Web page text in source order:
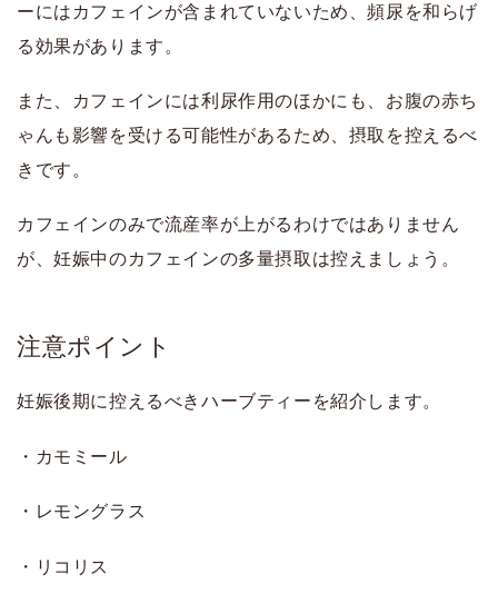
ーにはカフェインが含まれていないため、頻尿を和らげ
る効果があります。
また、カフェインには利尿作用のほかにも、お腹の赤ち
ゃんも影響を受ける可能性があるため、摂取を控えるべ
きです。
カフェインのみで流産率が上がるわけではありません
が、妊娠中のカフェインの多量摂取は控えましょう。
注意ポイント
妊娠後期に控えるべきハーブティーを紹介します。
・カモミール
・レモングラス
・リコリス